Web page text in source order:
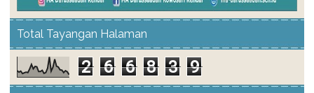
Total Tayangan Halaman
2 6 6 8 3 9